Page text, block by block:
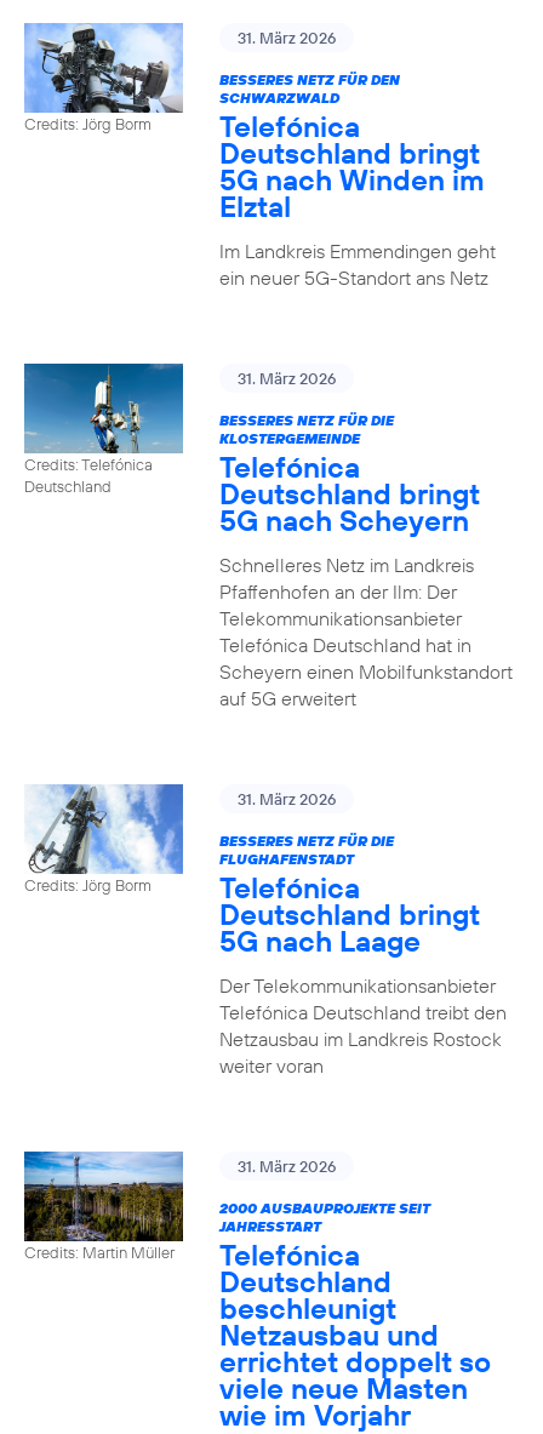
Credits: Jörg Borm
31. März 2026
BESSERES NETZ FÜR DEN
SCHWARZWALD
Telefónica
Deutschland bringt
5G nach Winden im
Elztal
Im Landkreis Emmendingen geht
ein neuer 5G-Standort ans Netz
Credits: Telefónica
Deutschland
31. März 2026
BESSERES NETZ FÜR DIE
KLOSTERGEMEINDE
Telefónica
Deutschland bringt
5G nach Scheyern
Schnelleres Netz im Landkreis
Pfaffenhofen an der Ilm: Der
Telekommunikationsanbieter
Telefónica Deutschland hat in
Scheyern einen Mobilfunkstandort
auf 5G erweitert
Credits: Jörg Borm
31. März 2026
BESSERES NETZ FÜR DIE
FLUGHAFENSTADT
Telefónica
Deutschland bringt
5G nach Laage
Der Telekommunikationsanbieter
Telefónica Deutschland treibt den
Netzausbau im Landkreis Rostock
weiter voran
Credits: Martin Müller
31. März 2026
2000 AUSBAUPROJEKTE SEIT
JAHRESSTART
Telefónica
Deutschland
beschleunigt
Netzausbau und
errichtet doppelt so
viele neue Masten
wie im Vorjahr